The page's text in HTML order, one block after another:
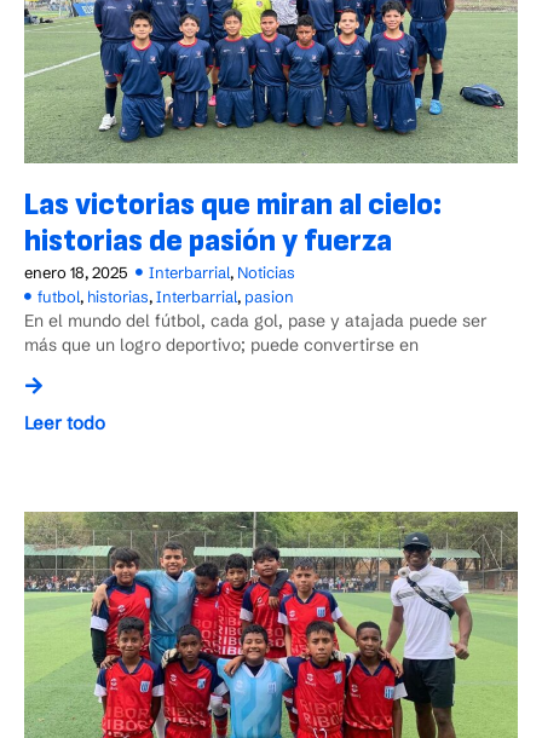
Las victorias que miran al cielo:
historias de pasión y fuerza
enero 18, 2025 Interbarrial, Noticias
futbol, historias,Interbarrial, pasion
En el mundo del fútbol, cada gol, pase y atajada puede ser
más que un logro deportivo; puede convertirse en
Leer todo